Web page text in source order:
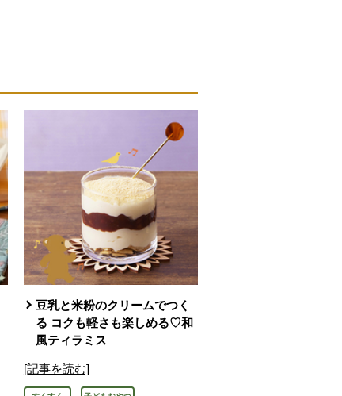
豆乳と米粉のクリームでつく
る コクも軽さも楽しめる♡和
風ティラミス
[記事を読む]